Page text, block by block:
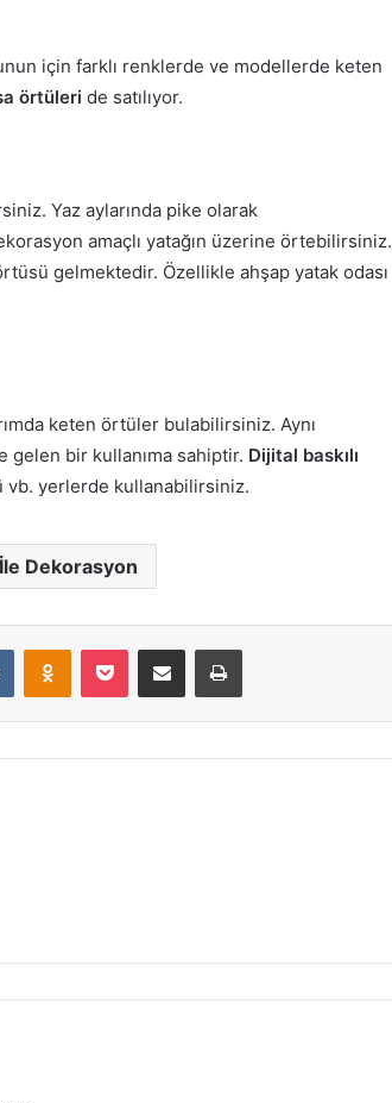
için farklı renklerde ve modellerde keten
örtüleri de satılıyor.
Yaz aylarında pike olarak
amaçlı yatağın üzerine örtebilirsiniz.
gelmektedir. Özellikle ahşap yatak odası
keten örtüler bulabilirsiniz. Aynı
bir kullanıma sahiptir. Dijital baskılı
vb. yerlerde kullanabilirsiniz.
Dekorasyon
VKontakteOdnoklassniki
Pocket E-Posta ile paylaş Yazdır